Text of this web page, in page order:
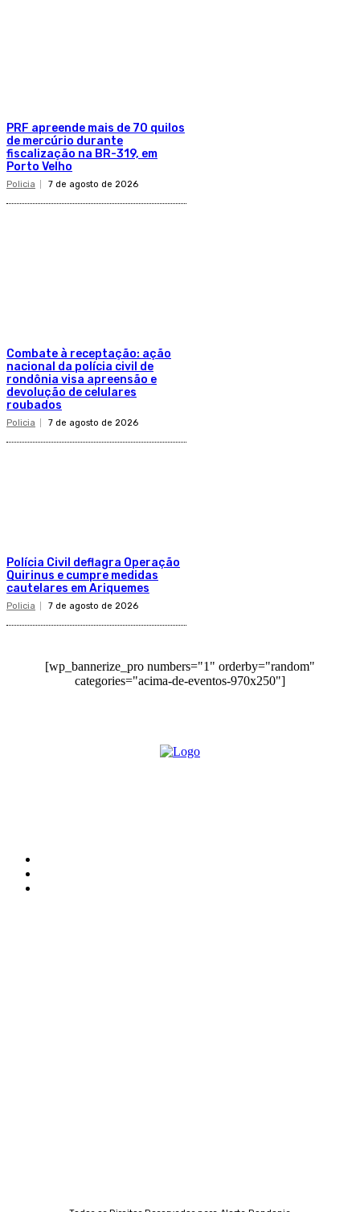
PRF apreende mais de 70 quilos
de mercúrio durante
fiscalização na BR-319, em
Porto Velho
Policia 7 de agosto de 2026
Combate à receptação: ação
nacional da polícia civil de
rondônia visa apreensão e
devolução de celulares
roubados
Policia 7 de agosto de 2026
Polícia Civil deflagra Operação
Quirinus e cumpre medidas
cautelares em Ariquemes
Policia 7 de agosto de 2026
[wp_bannerize_pro numbers="1" orderby="random"
categories="acima-de-eventos-970x250"]